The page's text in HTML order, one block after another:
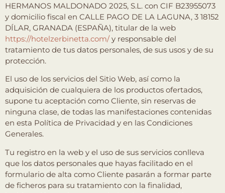
HERMANOS MALDONADO 2025, S.L. con CIF B23955073
y domicilio fiscal en CALLE PAGO DE LA LAGUNA, 3 18152
DÍLAR, GRANADA (ESPAÑA), titular de la web
https://hotelzerbinetta.com/y responsable del
tratamiento de tus datos personales, de sus usos y de su
protección.
El uso de los servicios del Sitio Web, así como la
adquisición de cualquiera de los productos ofertados,
supone tu aceptación como Cliente, sin reservas de
ninguna clase, de todas las manifestaciones contenidas
en esta Política de Privacidad y en las Condiciones
Generales.
Tu registro en la web y el uso de sus servicios conlleva
que los datos personales que hayas facilitado en el
formulario de alta como Cliente pasarán a formar parte
de ficheros para su tratamiento con la finalidad,